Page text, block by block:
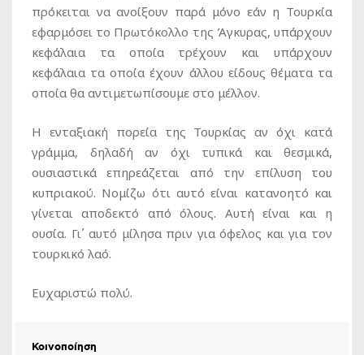
πρόκειται να ανοίξουν παρά μόνο εάν η Τουρκία
εφαρμόσει το Πρωτόκολλο της Άγκυρας, υπάρχουν
κεφάλαια τα οποία τρέχουν και υπάρχουν
κεφάλαια τα οποία έχουν άλλου είδους θέματα τα
οποία θα αντιμετωπίσουμε στο μέλλον.
Η ενταξιακή πορεία της Τουρκίας αν όχι κατά
γράμμα, δηλαδή αν όχι τυπικά και θεσμικά,
ουσιαστικά επηρεάζεται από την επίλυση του
κυπριακού. Νομίζω ότι αυτό είναι κατανοητό και
γίνεται αποδεκτό από όλους. Αυτή είναι και η
ουσία. Γι΄ αυτό μίλησα πριν για όφελος και για τον
τουρκικό λαό.
Ευχαριστώ πολύ.
Κοινοποίηση